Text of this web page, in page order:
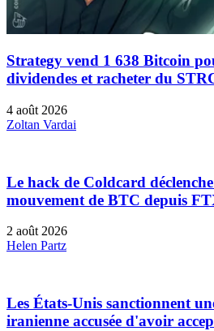
Strategy vend 1 638 Bitcoin
dividendes et racheter du
4 août 2026
Zoltan Vardai
Le hack de Coldcard
mouvement de BTC depuis
2 août 2026
Helen Partz
Les États-Unis sanctionnent
iranienne accusée d'avoir